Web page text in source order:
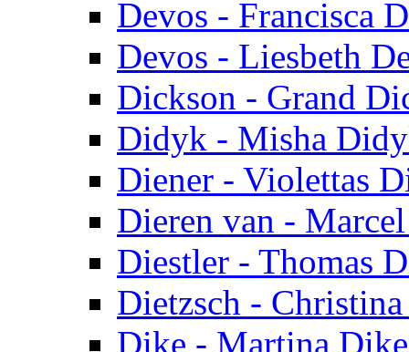
Devos - Francisca
Devos - Liesbeth
Dickson - Grand
Didyk - Misha
Diener - Violettas
Dieren van -
Diestler - Thomas
Dietzsch -
Dike - Martina Dike